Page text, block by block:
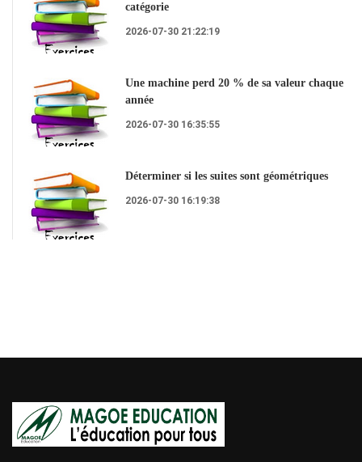
catégorie
2026-07-30 21:22:19
Une machine perd 20 % de sa valeur chaque
année
2026-07-30 16:35:55
Déterminer si les suites sont géométriques
2026-07-30 16:19:38